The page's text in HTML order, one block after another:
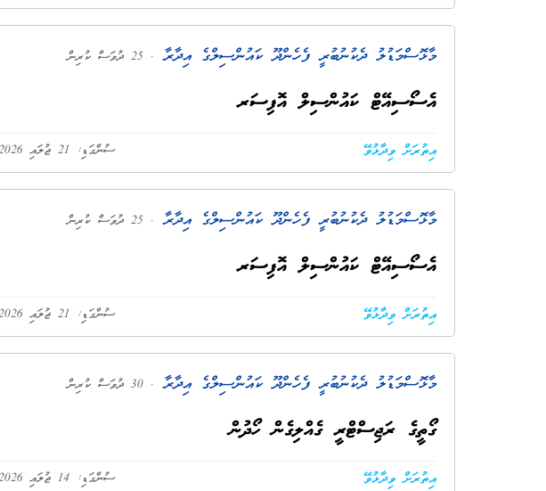
މާޅޮސްމަޑުލު ދެކުނުބުރީ ފެހެންދޫ ކައުންސިލްގެ އިދާރާ . 25 ދުވަސް ކުރިން
އެސޯސިއޭޓް ކައުންސިލް އޮފިސަރ
ސުންގަޑި: 21 ޖުލައި 2026 14:00 އިތުރަށް ވިދާޅުވޭ
މާޅޮސްމަޑުލު ދެކުނުބުރީ ފެހެންދޫ ކައުންސިލްގެ އިދާރާ . 25 ދުވަސް ކުރިން
އެސޯސިއޭޓް ކައުންސިލް އޮފިސަރ
ސުންގަޑި: 21 ޖުލައި 2026 14:00 އިތުރަށް ވިދާޅުވޭ
މާޅޮސްމަޑުލު ދެކުނުބުރީ ފެހެންދޫ ކައުންސިލްގެ އިދާރާ . 30 ދުވަސް ކުރިން
ގޯތީގެ ރަޖިސްޓްރީ ގެއްލިގެން ހޯދުން
ސުންގަޑި: 14 ޖުލައި 2026 14:00 އިތުރަށް ވިދާޅުވޭ